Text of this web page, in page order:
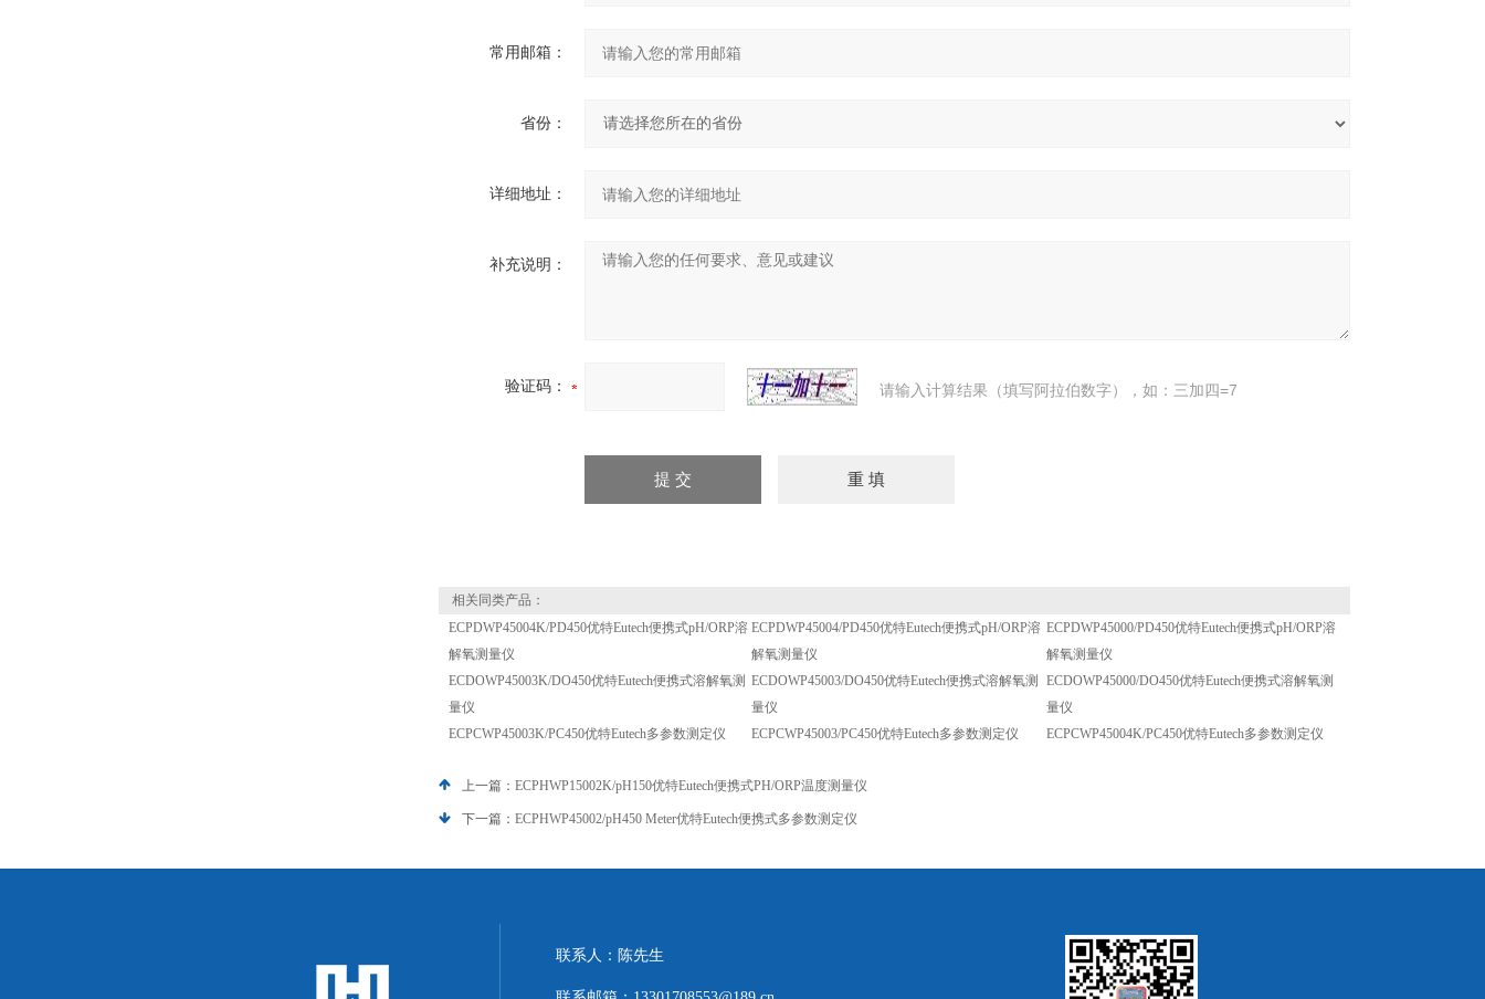
常用邮箱：
省份：
详细地址：
补充说明：
验证码： 请输入计算结果（填写阿拉伯数字），如：三加四=7
相关同类产品：
ECPDWP45004K/PD450优特Eutech便携式pH/ORP溶
解氧测量仪
ECPDWP45004/PD450优特Eutech便携式pH/ORP溶
解氧测量仪
ECPDWP45000/PD450优特Eutech便携式pH/ORP溶
解氧测量仪
ECDOWP45003K/DO450优特Eutech便携式溶解氧测
量仪
ECDOWP45003/DO450优特Eutech便携式溶解氧测
量仪
ECDOWP45000/DO450优特Eutech便携式溶解氧测
量仪
ECPCWP45003K/PC450优特Eutech多参数测定仪
ECPCWP45003/PC450优特Eutech多参数测定仪 ECPCWP45004K/PC450优特Eutech多参数测定仪
上一篇： ECPHWP15002K/pH150优特Eutech便携式PH/ORP温度测量仪
下一篇： ECPHWP45002/pH450 Meter优特Eutech便携式多参数测定仪
联系人：陈先生